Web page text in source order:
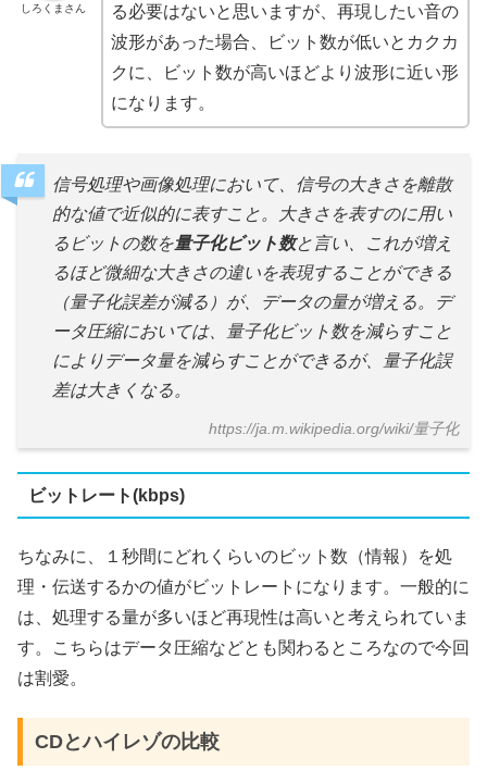
しろくまさん
る必要はないと思いますが、再現したい音の
波形があった場合、ビット数が低いとカクカ
クに、ビット数が高いほどより波形に近い形
になります。
信号処理や画像処理において、信号の大きさを離散
的な値で近似的に表すこと。大きさを表すのに用い
るビットの数を量子化ビット数と言い、これが増え
るほど微細な大きさの違いを表現することができる
（量子化誤差が減る）が、データの量が増える。デ
ータ圧縮においては、量子化ビット数を減らすこと
によりデータ量を減らすことができるが、量子化誤
差は大きくなる。
https://ja.m.wikipedia.org/wiki/量子化
ビットレート(kbps)
ちなみに、１秒間にどれくらいのビット数（情報）を処
理・伝送するかの値がビットレートになります。一般的に
は、処理する量が多いほど再現性は高いと考えられていま
す。こちらはデータ圧縮などとも関わるところなので今回
は割愛。
CDとハイレゾの比較